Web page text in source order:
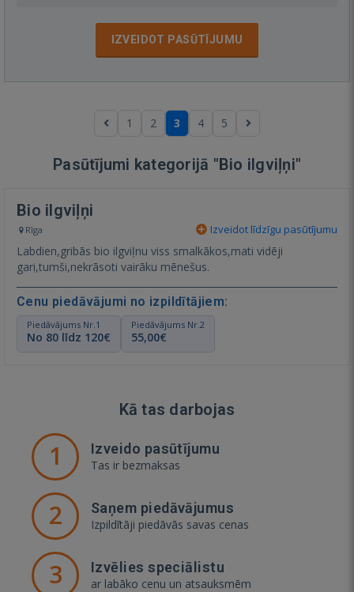
IZVEIDOT PASŪTĪJUMU
1 2 3 4 5
Pasūtījumi kategorijā "Bio ilgviļņi"
Bio ilgviļņi
Rīga Izveidot līdzīgu pasūtījumu
Labdien,gribās bio ilgviļnu viss smalkākos,mati vidēji
gari,tumši,nekrāsoti vairāku mēnešus.
Cenu piedāvājumi no izpildītājiem:
Piedāvājums Nr.1
No 80 līdz 120€
Piedāvājums Nr.2
55,00€
Kā tas darbojas
1 Izveido pasūtījumu
Tas ir bezmaksas
2 Saņem piedāvājumus
Izpildītāji piedāvās savas cenas
3 Izvēlies speciālistu
ar labāko cenu un atsauksmēm